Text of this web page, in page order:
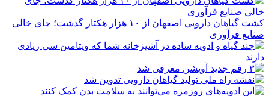
کشت گیاهان دارویی اصفهان از ۱۰ هزار هکتار گذشت؛ جای خالی
صنایع فرآوری